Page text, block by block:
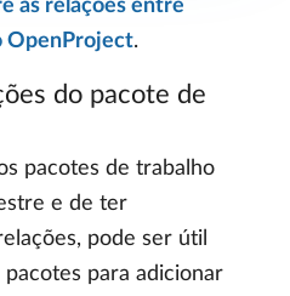
as relações entre
OpenProject.
do pacote de
pacotes de trabalho
e de ter
pode ser útil
pacotes para adicionar